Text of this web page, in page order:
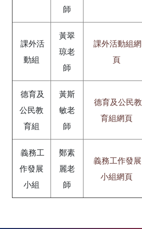
師
課外活
動組
黃翠
琼老
師
課外活動組網
頁
德育及
公民教
育組
黃斯
敏老
師
德育及公民教
育組網頁
義務工
作發展
小組
鄭素
麗老
師
義務工作發展
小組網頁